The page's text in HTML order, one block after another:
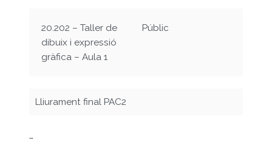
20.202 – Taller de
dibuix i expressió
gràfica – Aula 1
Públic
Lliurament final PAC2
…